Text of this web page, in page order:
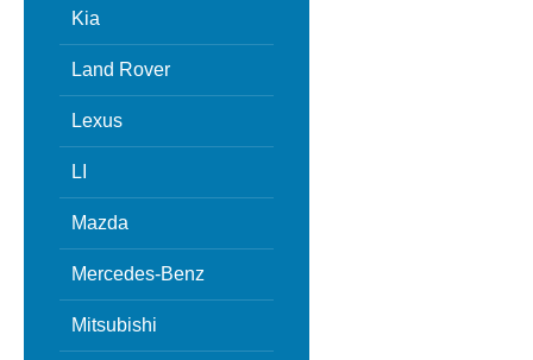
Kia
Land Rover
Lexus
LI
Mazda
Mercedes-Benz
Mitsubishi